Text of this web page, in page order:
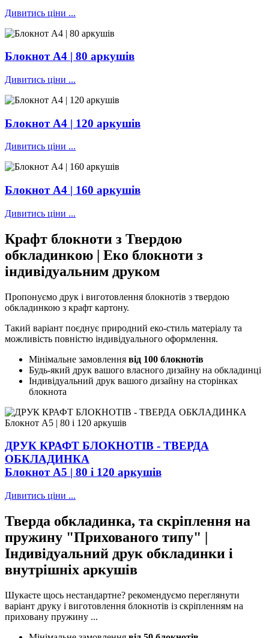
Дивитись ціни ...
Блокнот А4 | 80 аркушів
Дивитись ціни ...
Блокнот А4 | 120 аркушів
Дивитись ціни ...
Блокнот А4 | 160 аркушів
Дивитись ціни ...
Крафт блокноти з Твердою
обкладинкою | Еко блокноти з
індивідуальним друком
Пропонуємо друк і виготовлення блокнотів з твердою
обкладинкою з крафт картону.
Такий варіант поєднує природний еко-стиль матеріалу та
можливість повністю індивідуального оформлення.
Мінімальне замовлення від 100 блокнотів
Будь-який друк вашого власного дизайну на обкладинці
Індивідуальний друк вашого дизайну на сторінках
блокнота
ДРУК КРАФТ БЛОКНОТІВ - ТВЕРДА
ОБКЛАДИНКА
Блокнот А5 | 80 і 120 аркушів
Дивитись ціни ...
Тверда обкладинка, та скріплення на
пружину "Прихованого типу" |
Індивідуальний друк обкладинки і
внутрішніх аркушів
Шукаєте щось нестандартне? рекомендуємо переглянути
варіант друку і виготовлення блокнотів із скріпленням на
приховану пружину ...